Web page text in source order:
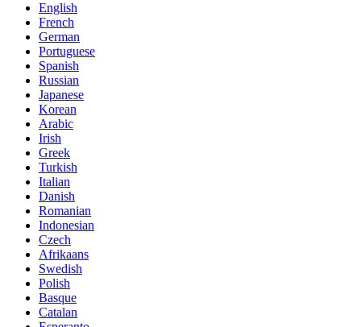
English
French
German
Portuguese
Spanish
Russian
Japanese
Korean
Arabic
Irish
Greek
Turkish
Italian
Danish
Romanian
Indonesian
Czech
Afrikaans
Swedish
Polish
Basque
Catalan